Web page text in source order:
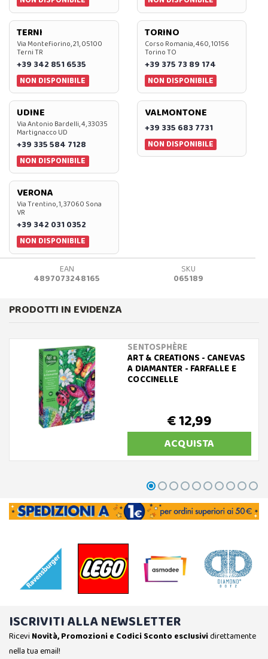
TERNI
Via Montefiorino, 21, 05100
Terni TR
+39 342 851 6535
NON DISPONIBILE
TORINO
Corso Romania, 460, 10156
Torino TO
+39 375 73 89 174
NON DISPONIBILE
UDINE
Via Antonio Bardelli, 4, 33035
Martignacco UD
+39 335 584 7128
NON DISPONIBILE
VALMONTONE
+39 335 683 7731
NON DISPONIBILE
VERONA
Via Trentino, 1, 37060 Sona
VR
+39 342 031 0352
NON DISPONIBILE
EAN
4897073248165
SKU
065189
PRODOTTI IN EVIDENZA
SENTOSPHÈRE
ART & CREATIONS - CANEVAS
A DIAMANTER - FARFALLE E
COCCINELLE
€ 12,99
ACQUISTA
ISCRIVITI ALLA NEWSLETTER
Ricevi Novità, Promozioni e Codici Sconto esclusividirettamente
nella tua email!